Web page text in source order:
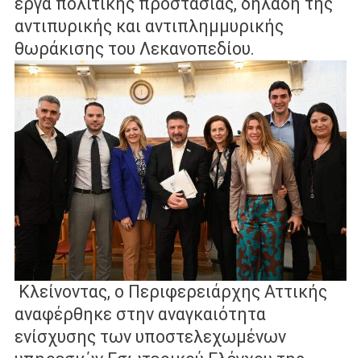
αντιπυρικής και αντιπλημμυρικής
θωράκισης του Λεκανοπεδίου.
Κλείνοντας, ο Περιφερειάρχης Αττικής
αναφέρθηκε στην αναγκαιότητα
ενίσχυσης των υποστελεχωμένων